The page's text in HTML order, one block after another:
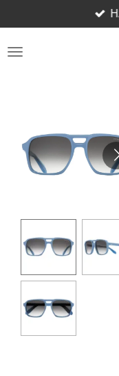
to
main